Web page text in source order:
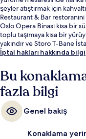
şeyler atıştırmak için
Restaurant & Bar
Oslo Opera Binası kısa bir
toplu taşımaya kısa bir
yakındır ve Storo T-Bane
İptal hakları hakkında bilgi
Bu
fazla bilgi
Genel bakış
Konaklama